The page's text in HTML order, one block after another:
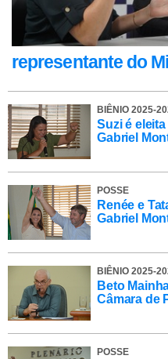
representante do
BIÊNIO 2025-
Suzi é
Gabriel
POSSE
Renée e
Gabriel
BIÊNIO 2025-
Beto
Câmara de
POSSE